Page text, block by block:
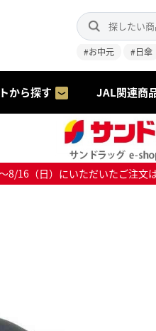
#お中元 #日傘
から探す JAL関連商
16（日）にいただいたご注文